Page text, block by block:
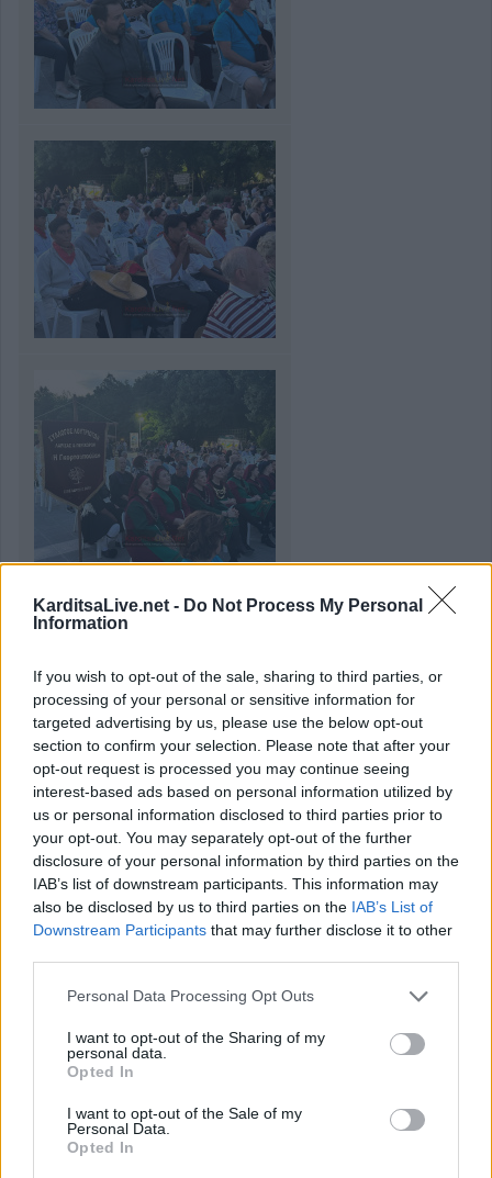
KarditsaLive.net - Do Not Process My Personal
Information
If you wish to opt-out of the sale, sharing to third parties, or
processing of your personal or sensitive information for
targeted advertising by us, please use the below opt-out
section to confirm your selection. Please note that after your
opt-out request is processed you may continue seeing
interest-based ads based on personal information utilized by
us or personal information disclosed to third parties prior to
your opt-out. You may separately opt-out of the further
disclosure of your personal information by third parties on the
IAB’s list of downstream participants. This information may
also be disclosed by us to third parties on the IAB’s List of
Downstream Participants that may further disclose it to other
Personal Data Processing Opt Outs
I want to opt-out of the Sharing of my
personal data.
Opted In
I want to opt-out of the Sale of my
Personal Data.
Opted In